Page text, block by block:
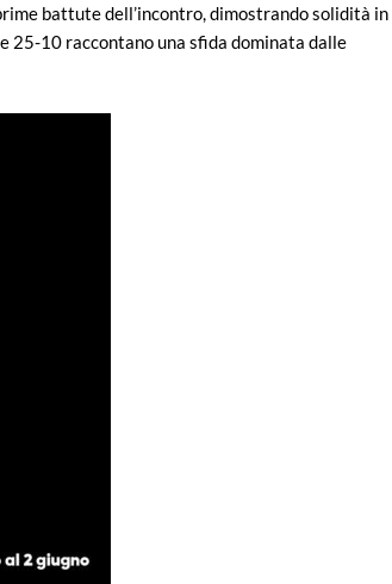
battute dell’incontro, dimostrando solidità in
25-10 raccontano una sfida dominata dalle